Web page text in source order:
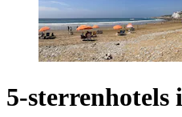
5-sterrenhotels